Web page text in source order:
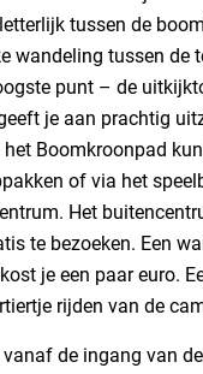
tussen de
wandeling tussen de
punt – de
je aan prachtig
Boomkroonpad
of via het
Het
te bezoeken. Een
je een paar euro.
rijden van de
vanaf de ingang van